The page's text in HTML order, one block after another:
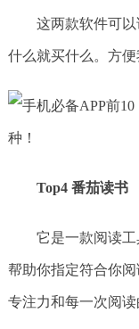
这两款软件可
什么就买什么。方
Top4 番茄读书
它是一款阅读
帮助你指定符合你
专注力和每一次阅读